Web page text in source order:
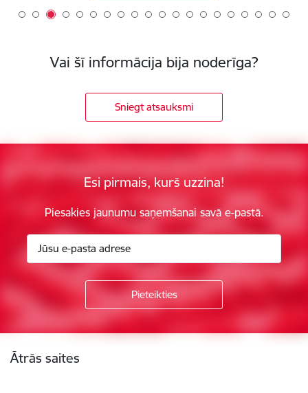
Vai šī informācija bija noderīga?
Sniegt atsauksmi
Esi pirmais, kurš uzzina!
Piesakies jaunumu saņemšanai savā e-pastā.
Ātrās saites